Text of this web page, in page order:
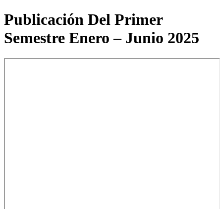
Publicación Del Primer
Semestre Enero – Junio 2025